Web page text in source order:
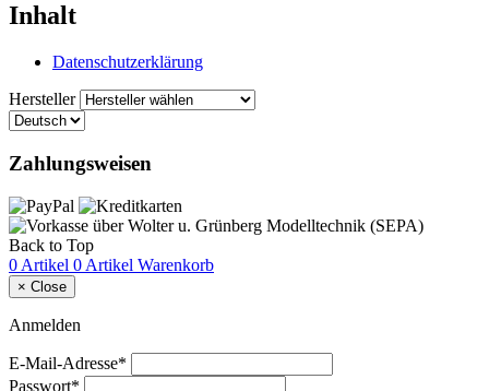
Inhalt
Datenschutzerklärung
Hersteller
Zahlungsweisen
Back to Top
0 Artikel 0 Artikel Warenkorb
× Close
Anmelden
E-Mail-Adresse*
Passwort*